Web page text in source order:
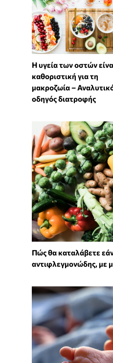
Η υγεία των οστών
καθοριστική για τη
μακροζωία –
οδηγός διατροφής
Πώς θα καταλάβετε
αντιφλεγμονώδης, με